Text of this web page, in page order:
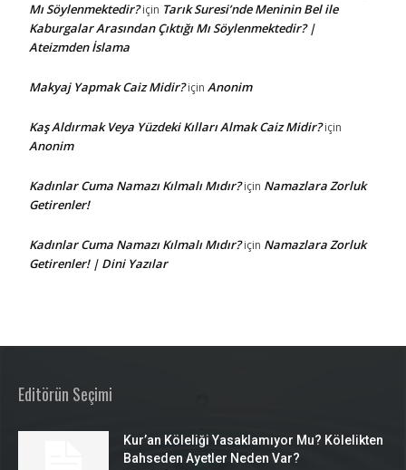
Mı Söylenmektedir?için Tarık Suresi’nde Meninin Bel ile
Kaburgalar Arasından Çıktığı Mı Söylenmektedir? |
Ateizmden İslama
Makyaj Yapmak Caiz Midir?için Anonim
Kaş Aldırmak Veya Yüzdeki Kılları Almak Caiz Midir?için
Anonim
Kadınlar Cuma Namazı Kılmalı Mıdır?için Namazlara Zorluk
Getirenler!
Kadınlar Cuma Namazı Kılmalı Mıdır?için Namazlara Zorluk
Getirenler! | Dini Yazılar
Editörün Seçimi
Kur’an Köleliği Yasaklamıyor Mu? Kölelikten
Bahseden Ayetler Neden Var?